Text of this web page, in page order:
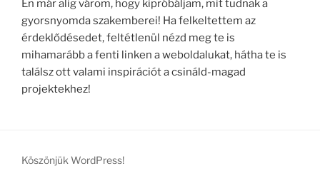
Én már alig várom, hogy kipróbáljam, mit tudnak a
gyorsnyomda szakemberei! Ha felkeltettem az
érdeklődésedet, feltétlenül nézd meg te is
mihamarább a fenti linken a weboldalukat, hátha te is
találsz ott valami inspirációt a csináld-magad
projektekhez!
Köszönjük WordPress!